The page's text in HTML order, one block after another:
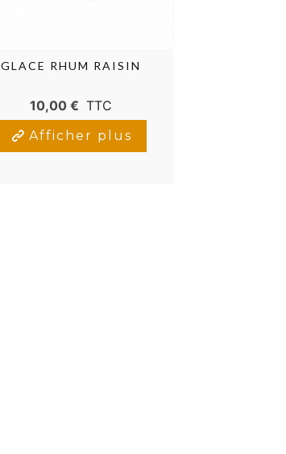
GLACE RHUM RAISIN
10,00 € TTC
Afficher plus